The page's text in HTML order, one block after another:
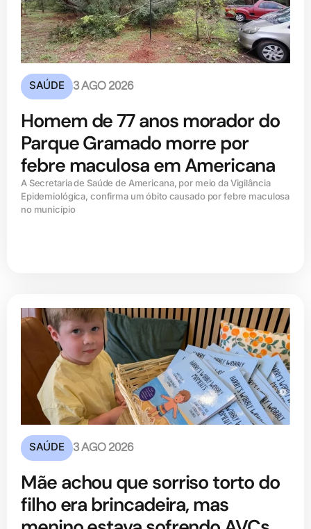
SAÚDE 3 AGO 2026
Homem de 77 anos morador do
Parque Gramado morre por
febre maculosa em Americana
A Secretaria de Saúde de Americana, por meio da Vigilância
Epidemiológica, confirma um óbito causado por febre maculosa
no município
SAÚDE 3 AGO 2026
Mãe achou que sorriso torto do
filho era brincadeira, mas